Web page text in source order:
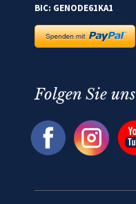
BIC: GENODE61KA1
Folgen Sie uns